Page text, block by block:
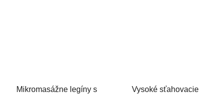
Mikromasážne legíny s
Vysoké sťahovacie